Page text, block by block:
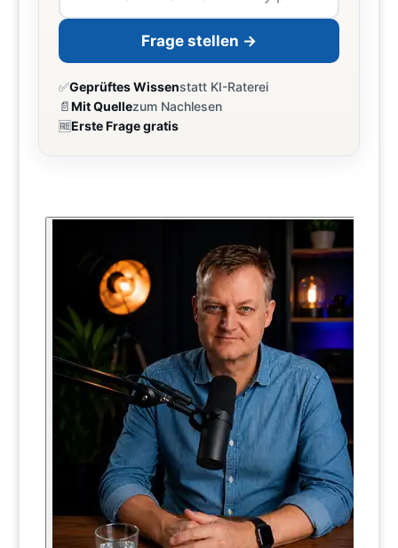
Frage stellen →
✅Geprüftes Wissenstatt KI-Raterei
📄Mit Quellezum Nachlesen
🆓Erste Frage gratis